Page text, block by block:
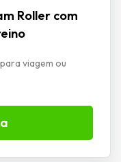
Roller com
viagem ou